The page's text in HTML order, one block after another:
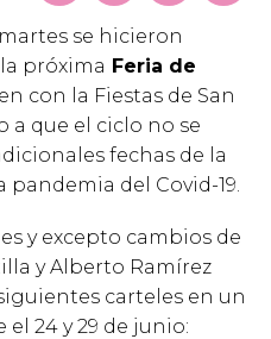
se hicieron
próxima Feria de
con la Fiestas de San
a que el ciclo no se
fechas de la
pandemia del Covid-19.
y excepto cambios de
y Alberto Ramírez
carteles en un
24 y 29 de junio: